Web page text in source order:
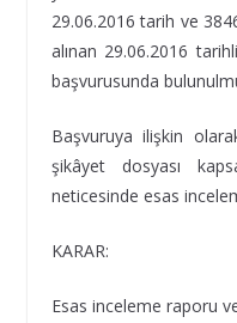
29.06.2016 tarih ve
alınan 29.06.2016
başvurusunda
Başvuruya ilişkin
şikâyet dosyası
neticesinde esas
KARAR:
Esas inceleme raporu